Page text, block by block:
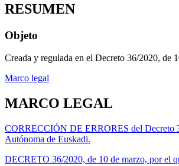
RESUMEN
Objeto
Creada y regulada en el Decreto 36/2020, de
Marco legal
MARCO LEGAL
CORRECCIÓN DE ERRORES del Decreto
Autónoma de Euskadi.
DECRETO 36/2020, de 10 de marzo, por el